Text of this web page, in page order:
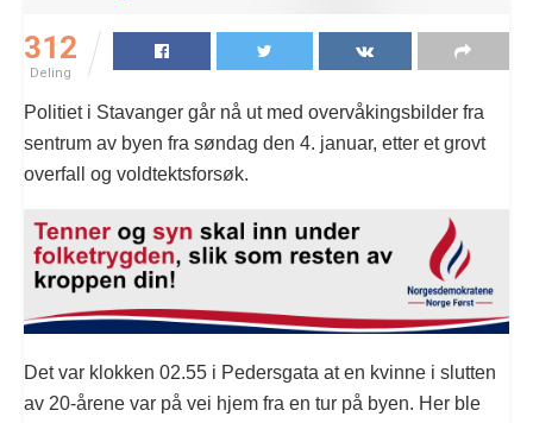
312
Deling
Politiet i Stavanger går nå ut med overvåkingsbilder fra
sentrum av byen fra søndag den 4. januar, etter et grovt
overfall og voldtektsforsøk.
Det var klokken 02.55 i Pedersgata at en kvinne i slutten
av 20-årene var på vei hjem fra en tur på byen. Her ble